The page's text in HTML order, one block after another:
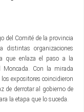
del Comité de la provincia
distintas organizaciones
que enlaza el paso a la
Moncada. Con la mirada
expositores coincidieron
de derrotar al gobierno de
la etapa que lo suceda.